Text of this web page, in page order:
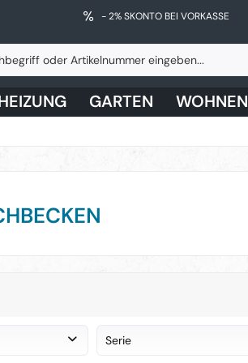
- 2% SKONTO BEI VORKASSE
GARTEN WOHNEN
Serie